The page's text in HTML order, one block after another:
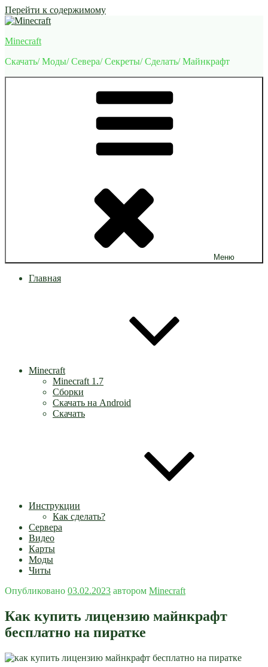
Перейти к содержимому
Minecraft
Скачать/ Моды/ Севера/ Секреты/ Сделать/ Майнкрафт
Меню
Главная
Minecraft
Minecraft 1.7
Сборки
Скачать на Android
Скачать
Инструкции
Как сделать?
Сервера
Видео
Карты
Моды
Читы
Опубликовано 03.02.2023 автором Minecraft
Как купить лицензию майнкрафт
бесплатно на пиратке